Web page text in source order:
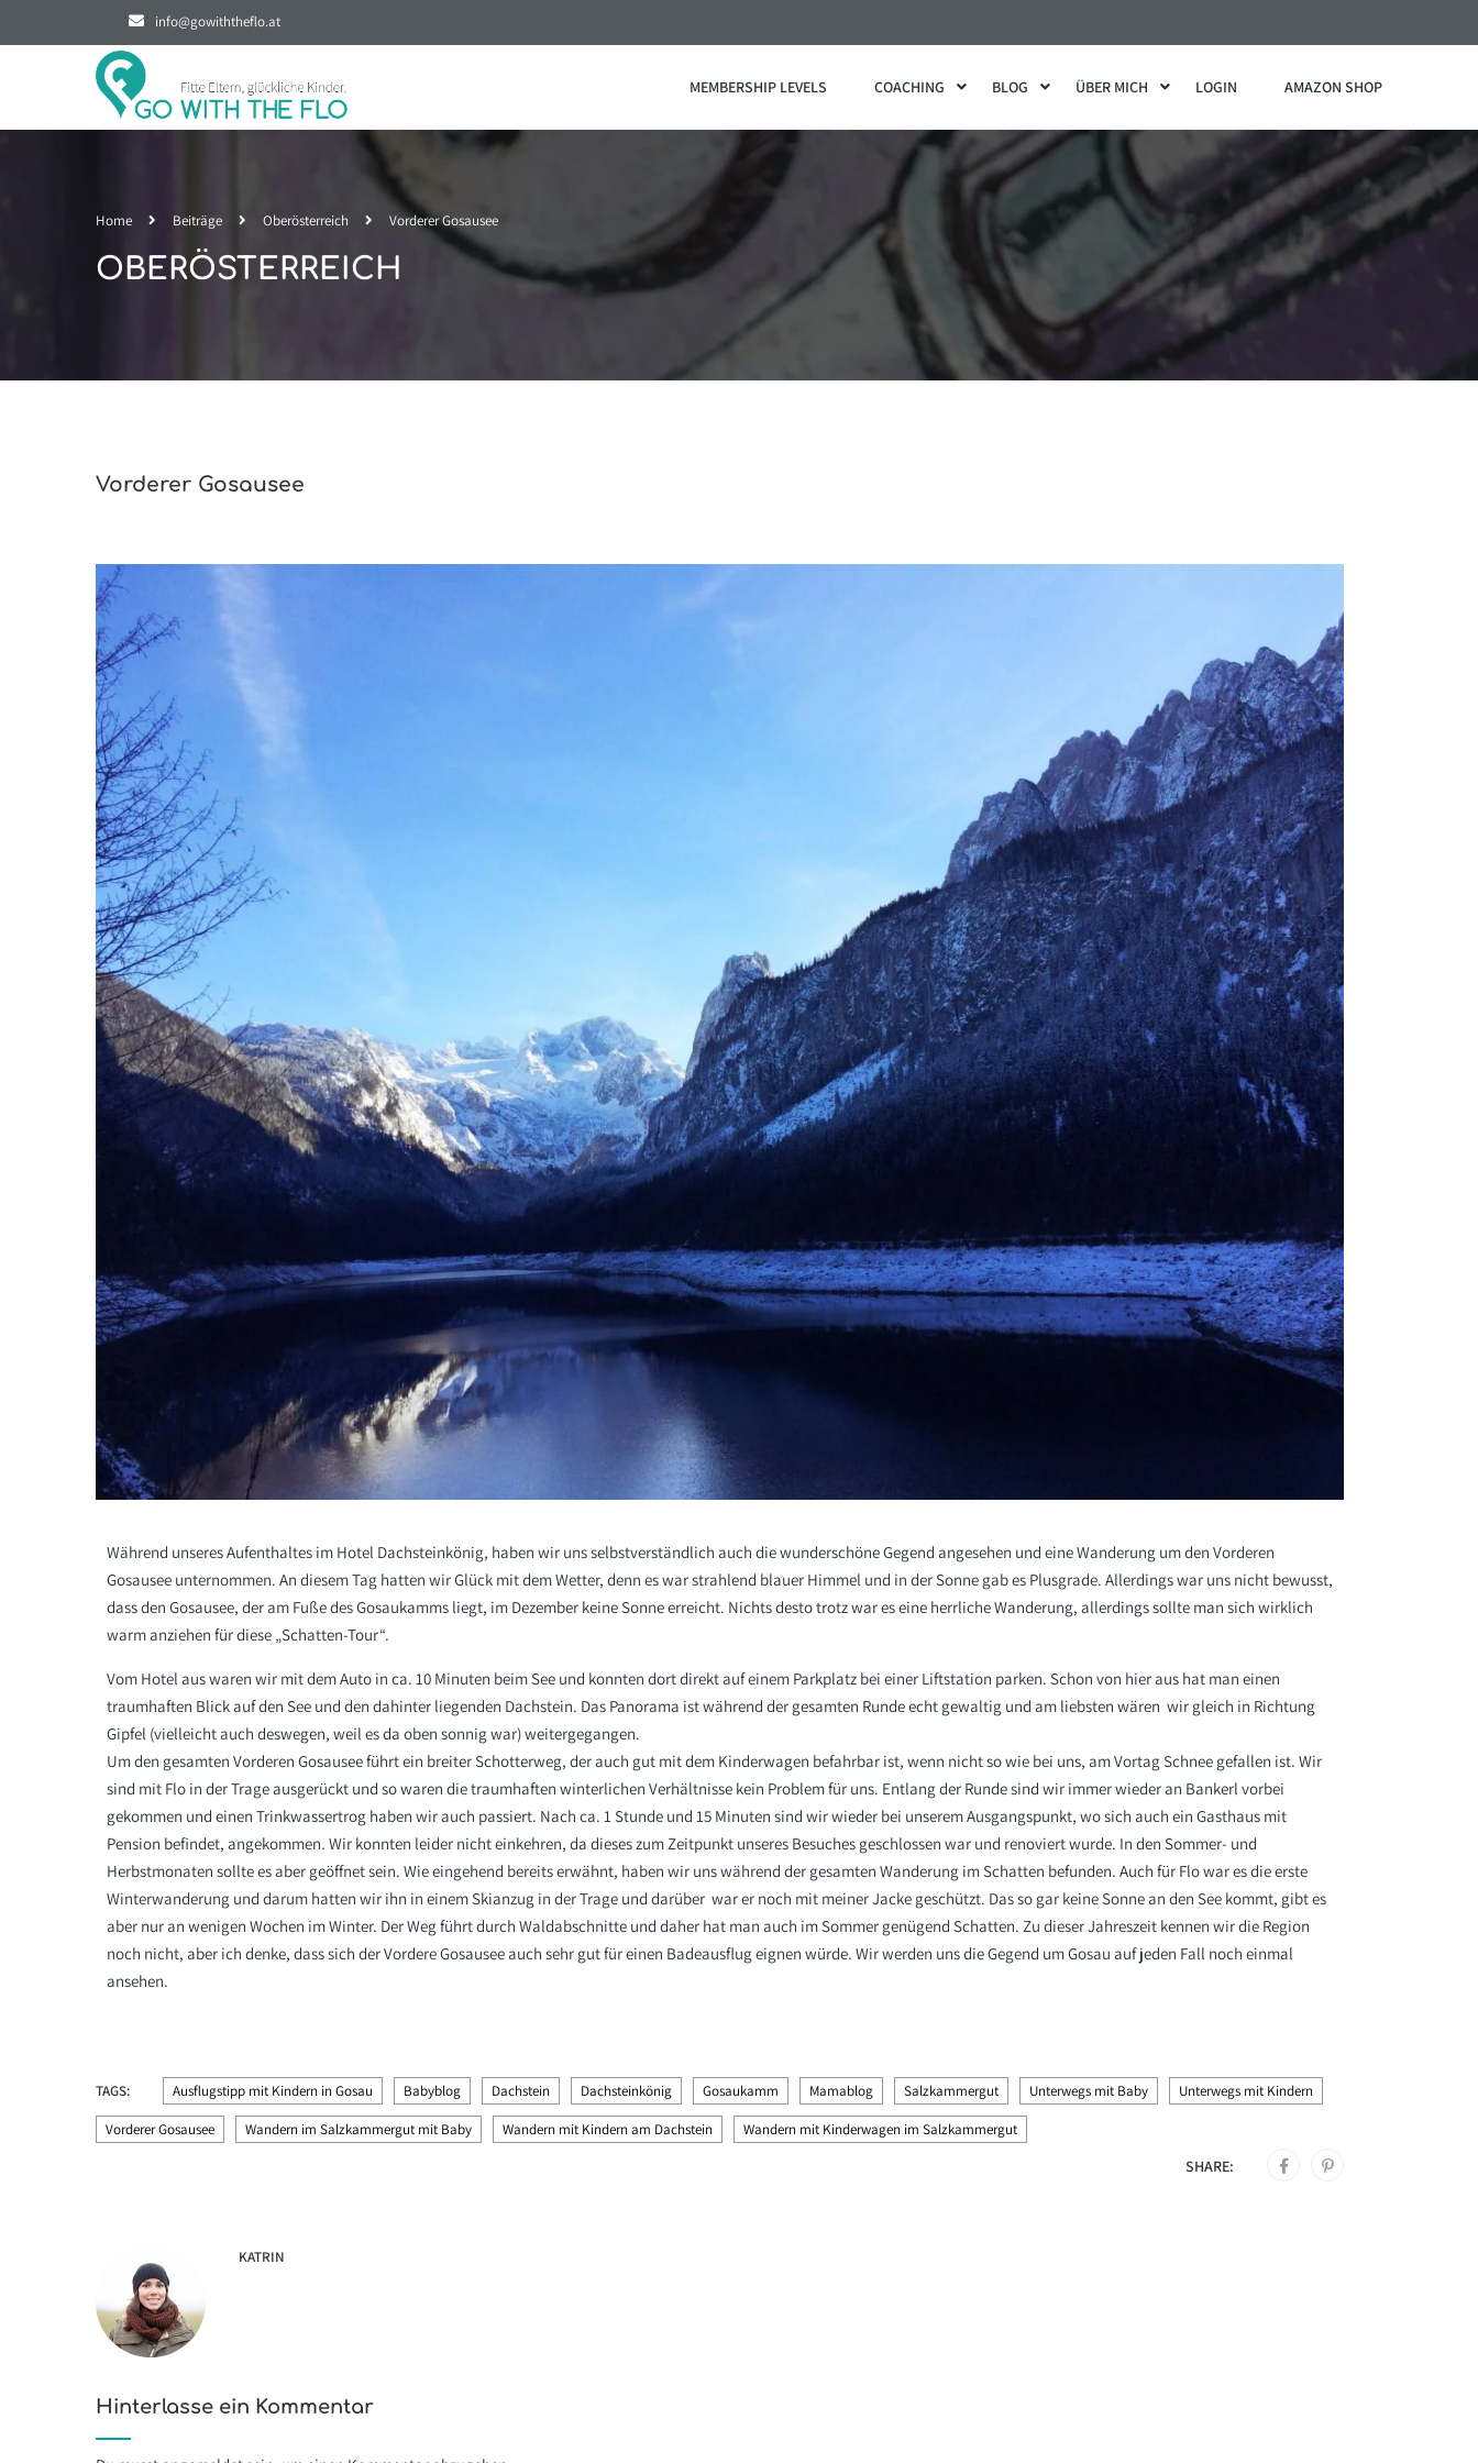
info@gowiththeflo.at
MEMBERSHIP LEVELS COACHING BLOG ÜBER MICH LOGIN AMAZON SHOP
Home Beiträge Oberösterreich Vorderer Gosausee
OBERÖSTERREICH
Vorderer Gosausee
Während unseres Aufenthaltes im Hotel Dachsteinkönig, haben wir uns selbstverständlich auch die wunderschöne Gegend angesehen und eine Wanderung um den Vorderen
Gosausee unternommen. An diesem Tag hatten wir Glück mit dem Wetter, denn es war strahlend blauer Himmel und in der Sonne gab es Plusgrade. Allerdings war uns nicht bewusst,
dass den Gosausee, der am Fuße des Gosaukamms liegt, im Dezember keine Sonne erreicht. Nichts desto trotz war es eine herrliche Wanderung, allerdings sollte man sich wirklich
warm anziehen für diese „Schatten-Tour“.
Vom Hotel aus waren wir mit dem Auto in ca. 10 Minuten beim See und konnten dort direkt auf einem Parkplatz bei einer Liftstation parken. Schon von hier aus hat man einen
traumhaften Blick auf den See und den dahinter liegenden Dachstein. Das Panorama ist während der gesamten Runde echt gewaltig und am liebsten wären wir gleich in Richtung
Gipfel (vielleicht auch deswegen, weil es da oben sonnig war) weitergegangen.
Um den gesamten Vorderen Gosausee führt ein breiter Schotterweg, der auch gut mit dem Kinderwagen befahrbar ist, wenn nicht so wie bei uns, am Vortag Schnee gefallen ist. Wir
sind mit Flo in der Trage ausgerückt und so waren die traumhaften winterlichen Verhältnisse kein Problem für uns. Entlang der Runde sind wir immer wieder an Bankerl vorbei
gekommen und einen Trinkwassertrog haben wir auch passiert. Nach ca. 1 Stunde und 15 Minuten sind wir wieder bei unserem Ausgangspunkt, wo sich auch ein Gasthaus mit
Pension befindet, angekommen. Wir konnten leider nicht einkehren, da dieses zum Zeitpunkt unseres Besuches geschlossen war und renoviert wurde. In den Sommer- und
Herbstmonaten sollte es aber geöffnet sein. Wie eingehend bereits erwähnt, haben wir uns während der gesamten Wanderung im Schatten befunden. Auch für Flo war es die erste
Winterwanderung und darum hatten wir ihn in einem Skianzug in der Trage und darüber war er noch mit meiner Jacke geschützt. Das so gar keine Sonne an den See kommt, gibt es
aber nur an wenigen Wochen im Winter. Der Weg führt durch Waldabschnitte und daher hat man auch im Sommer genügend Schatten. Zu dieser Jahreszeit kennen wir die Region
noch nicht, aber ich denke, dass sich der Vordere Gosausee auch sehr gut für einen Badeausflug eignen würde. Wir werden uns die Gegend um Gosau auf jeden Fall noch einmal
ansehen.
TAGS: Ausflugstipp mit Kindern in Gosau Babyblog Dachstein Dachsteinkönig Gosaukamm Mamablog Salzkammergut Unterwegs mit Baby Unterwegs mit Kindern
Vorderer Gosausee Wandern im Salzkammergut mit Baby Wandern mit Kindern am Dachstein Wandern mit Kinderwagen im Salzkammergut
SHARE:
KATRIN
Hinterlasse ein Kommentar